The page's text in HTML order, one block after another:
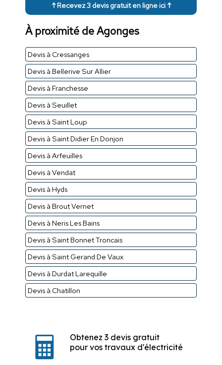
↑ Recevez 3 devis gratuit en ligne ici ↑
À proximité de Agonges
Devis à Cressanges
Devis à Bellerive Sur Allier
Devis à Franchesse
Devis à Seuillet
Devis à Saint Loup
Devis à Saint Didier En Donjon
Devis à Arfeuilles
Devis à Vendat
Devis à Hyds
Devis à Brout Vernet
Devis à Neris Les Bains
Devis à Saint Bonnet Troncais
Devis à Saint Gerand De Vaux
Devis à Durdat Larequille
Devis à Chatillon
Obtenez 3 devis gratuit
pour vos travaux d'électricité